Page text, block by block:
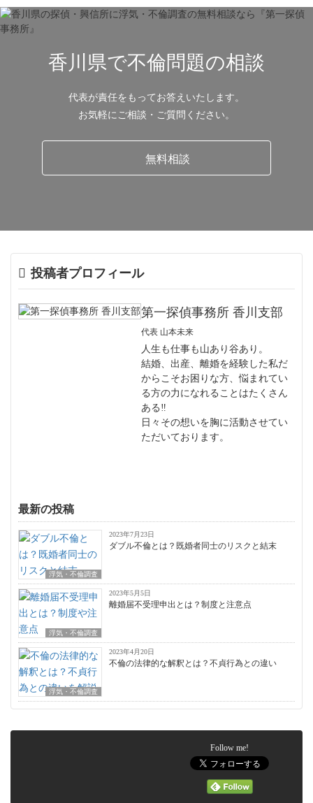
直島町
坂出市 善通寺市
綾川町 多度津町 まんのう町
三豊市 観音寺市
香川県で不倫問題の相談
代表が責任をもってお答えいたします。
お気軽にご相談・ご質問ください。
無料相談
投稿者プロフィール
第一探偵事務所 香川支部
代表 山本未来
人生も仕事も山あり谷あり。
結婚、出産、離婚を経験した私だ
からこそお困りな方、悩まれてい
る方の力になれることはたくさん
ある‼
日々その想いを胸に活動させてい
ただいております。
最新の投稿
浮気・不倫調査
2023年7月23日
ダブル不倫とは？既婚者同士のリスクと結末
浮気・不倫調査
2023年5月5日
離婚届不受理申出とは？制度と注意点
浮気・不倫調査
2023年4月20日
不倫の法律的な解釈とは？不貞行為との違い
Follow me!